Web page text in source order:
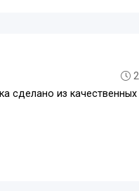
сделано из